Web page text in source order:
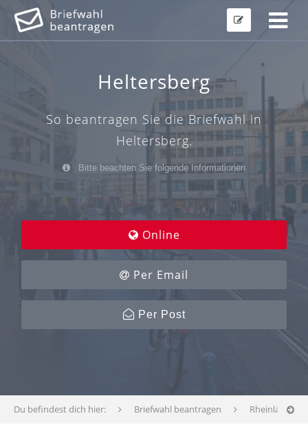
Heltersberg
So beantragen Sie die Briefwahl in
Heltersberg.
Bitte beachten Sie folgende Informationen
Online
Per Email
Per Post
Du befindest dich hier: Briefwahl beantragen Rheinland-